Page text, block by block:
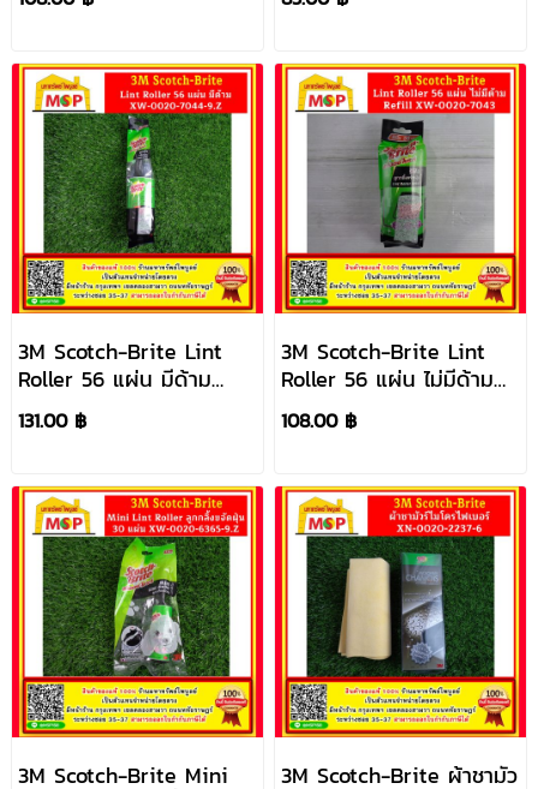
5.Z
3M Scotch-Brite Lint
Roller 56 แผ่น มีด้าม
XW-0020-7044-9.Z
131.00 ฿
3M Scotch-Brite Lint
Roller 56 แผ่น ไม่มีด้าม
Refill XW-0020-7043
108.00 ฿
3M Scotch-Brite Mini
3M Scotch-Brite ผ้าชามัว